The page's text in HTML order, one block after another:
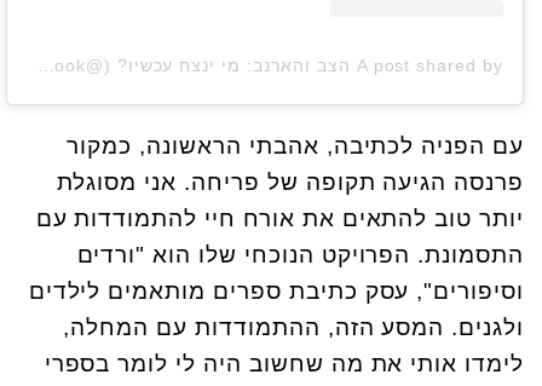
A post shared by הצב והארנב: מי ינצח עכשיו? (@thetortoiseandtheharebook)
עם הפניה לכתיבה, אהבתי הראשונה, כמקור
פרנסה הגיעה תקופה של פריחה. אני מסוגלת
יותר טוב להתאים את אורח חיי להתמודדות עם
התסמונת. הפרויקט הנוכחי שלו הוא "ורדים
וסיפורים", עסק כתיבת ספרים מותאמים לילדים
ולגנים. המסע הזה, ההתמודדות עם המחלה,
לימדו אותי את מה שחשוב היה לי לומר בספרי